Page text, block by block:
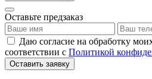
Оставьте предзаказ
Даю согласие на обработку
соответствии с Политикой
Оставить заявку